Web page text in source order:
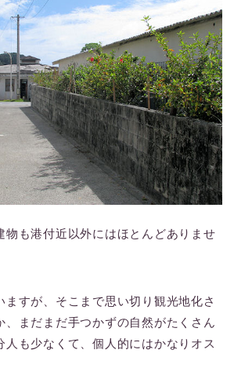
物も港付近以外にはほとんどありませ
ますが、そこまで思い切り観光地化さ
、まだまだ手つかずの自然がたくさん
人も少なくて、個人的にはかなりオス